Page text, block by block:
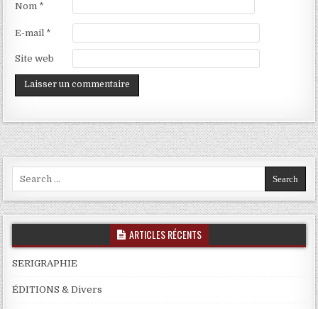
Nom *
E-mail *
Site web
ARTICLES RÉCENTS
SERIGRAPHIE
ÉDITIONS & Divers